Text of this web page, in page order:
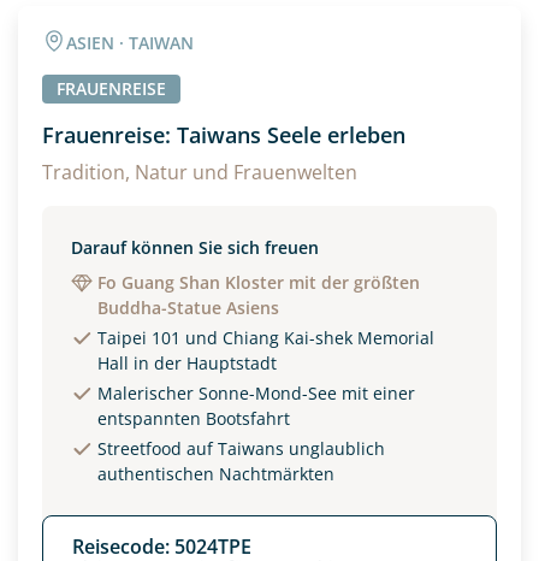
ASIEN · TAIWAN
FRAUENREISE
Frauenreise: Taiwans Seele erleben
Tradition, Natur und Frauenwelten
Darauf können Sie sich freuen
Fo Guang Shan Kloster mit der größten
Buddha-Statue Asiens
Taipei 101 und Chiang Kai-shek Memorial
Hall in der Hauptstadt
Malerischer Sonne-Mond-See mit einer
entspannten Bootsfahrt
Streetfood auf Taiwans unglaublich
authentischen Nachtmärkten
Reisecode: 5024TPE
Alter
Unterkunft
EZ Familienzimmer
Reisebeginn
Option 2
Weitere Informationen